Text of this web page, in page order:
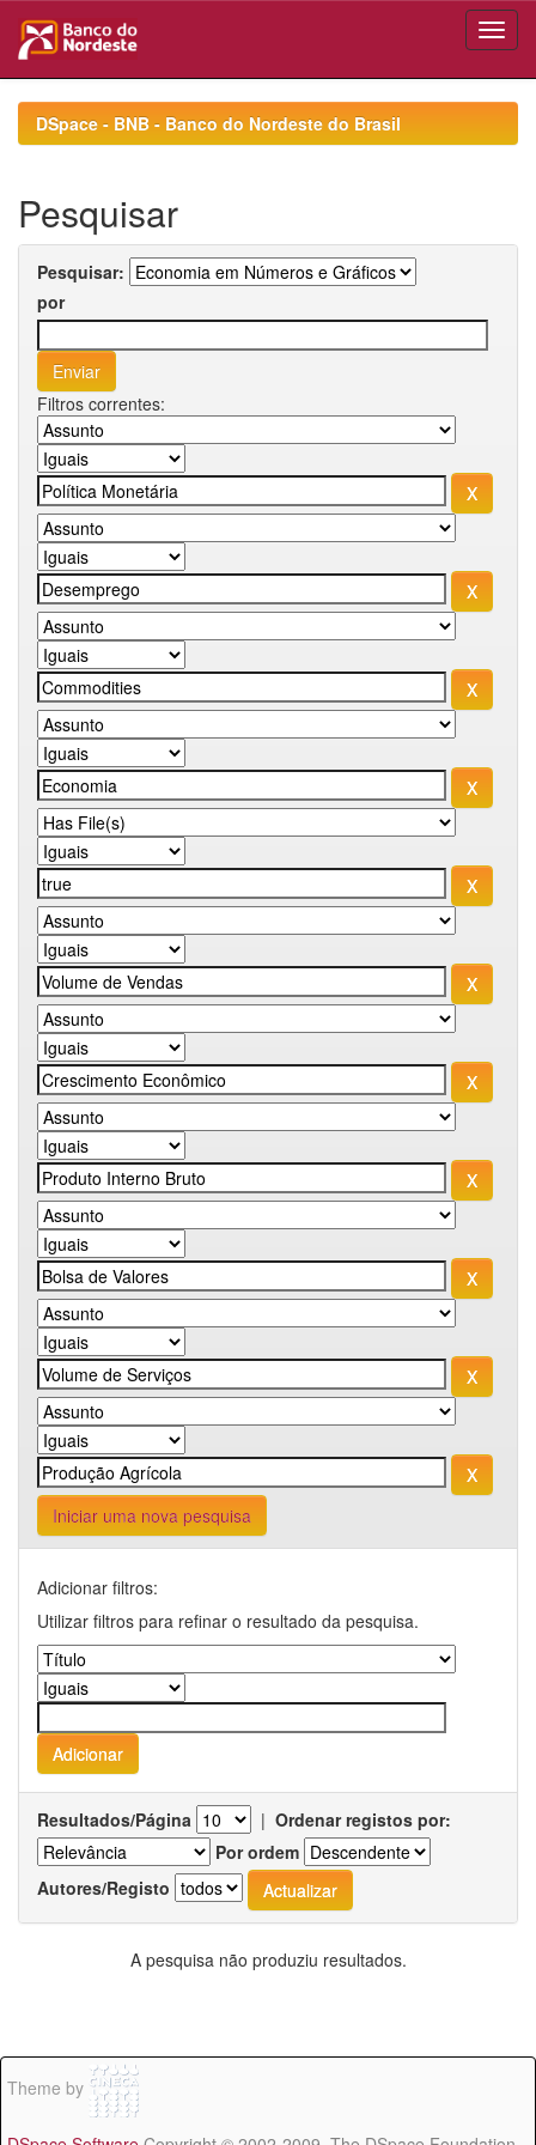
navigationDSpace - BNB - Banco do Nordeste do Brasil
Pesquisar
Pesquisar:
por
Filtros correntes:
Iniciar uma nova pesquisa
Adicionar filtros:
Utilizar filtros para refinar o resultado da pesquisa.
Resultados/Página | Ordenar registos por:
Por ordem
Autores/Registo
A pesquisa não produziu resultados.
Theme by